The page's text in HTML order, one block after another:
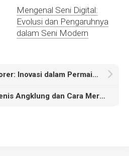
Mengenal Seni Digital:
Evolusi dan Pengaruhnya
dalam Seni Modern
Tren Musik Kontemporer: Inovasi dalam Permainan Sasando
Mengenal Jenis-Jenis Angklung dan Cara Merawatnya dengan Benar